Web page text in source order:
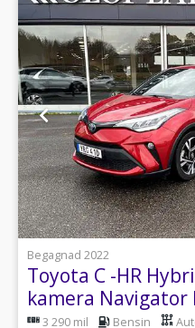
1
Begagnad 2022
Toyota C -HR
kamera Navigator
3 290 mil Bensin